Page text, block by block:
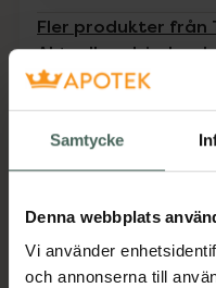
Samtycke
Denna webbplats
Vi använder
och annonserna till
Fler produkter från
Aktuella
Beskrivning
(passar till
sänker
Jämförpris 219 kr/st